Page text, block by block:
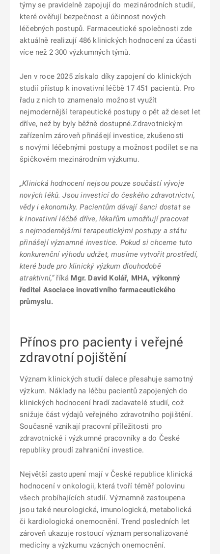
týmy se pravidelně zapojují do mezinárodních studií,
které ověřují bezpečnost a účinnost nových
léčebných postupů. Farmaceutické společnosti zde
aktuálně realizují 486 klinických hodnocení za účasti
více než 2 300 výzkumných týmů.
Jen v roce 2025 získalo díky zapojení do klinických
studií přístup k inovativní léčbě 17 451 pacientů. Pro
řadu z nich to znamenalo možnost využít
nejmodernější terapeutické postupy o pět až deset let
dříve, než by byly běžně dostupné.Zdravotnickým
zařízením zároveň přinášejí investice, zkušenosti
s novými léčebnými postupy a možnost podílet se na
špičkovém mezinárodním výzkumu.
„Klinická hodnocení nejsou pouze součástí vývoje
nových léků. Jsou investicí do českého zdravotnictví,
vědy i ekonomiky. Pacientům dávají šanci dostat se
k inovativní léčbě dříve, lékařům umožňují pracovat
s nejmodernějšími terapeutickými postupy a státu
přinášejí významné investice. Pokud si chceme tuto
konkurenční výhodu udržet, musíme vytvořit prostředí,
které bude pro klinický výzkum dlouhodobě
atraktivní,“ říká Mgr. David Kolář, MHA, výkonný
ředitel Asociace inovativního farmaceutického
průmyslu.
Přínos pro pacienty i veřejné
zdravotní pojištění
Význam klinických studií dalece přesahuje samotný
výzkum. Náklady na léčbu pacientů zapojených do
klinických hodnocení hradí zadavatelé studií, což
snižuje část výdajů veřejného zdravotního pojištění.
Současně vznikají pracovní příležitosti pro
zdravotnické i výzkumné pracovníky a do České
republiky proudí zahraniční investice.
Největší zastoupení mají v České republice klinická
hodnocení v onkologii, která tvoří téměř polovinu
všech probíhajících studií. Významně zastoupena
jsou také neurologická, imunologická, metabolická
či kardiologická onemocnění. Trend posledních let
zároveň ukazuje rostoucí význam personalizované
medicíny a výzkumu vzácných onemocnění.